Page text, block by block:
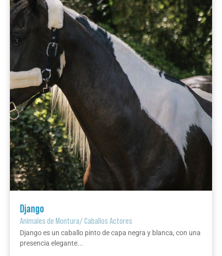
Django
Animales de Montura/Caballos Actores
Django es un caballo pinto de capa negra y blanca, con una
presencia elegante...